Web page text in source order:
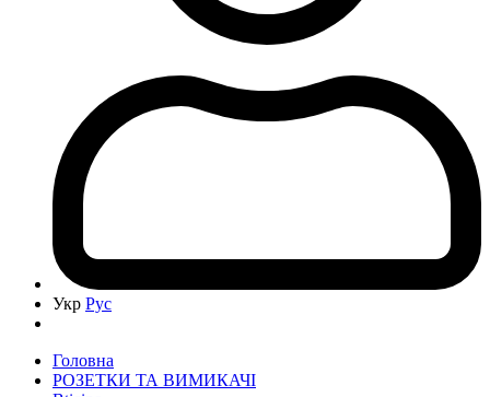
Укр Рус
Головна
РОЗЕТКИ ТА ВИМИКАЧІ